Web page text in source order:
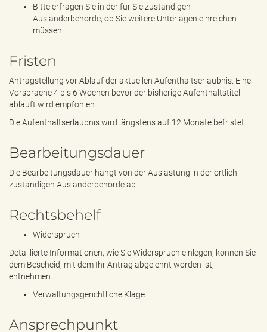
Bitte erfragen Sie in der für Sie zuständigen
Ausländerbehörde, ob Sie weitere Unterlagen einreichen
müssen.
Fristen
Antragstellung vor Ablauf der aktuellen Aufenthaltserlaubnis. Eine
Vorsprache 4 bis 6 Wochen bevor der bisherige Aufenthaltstitel
abläuft wird empfohlen.
Die Aufenthaltserlaubnis wird längstens auf 12 Monate befristet.
Bearbeitungsdauer
Die Bearbeitungsdauer hängt von der Auslastung in der örtlich
zuständigen Ausländerbehörde ab.
Rechtsbehelf
Widerspruch
Detaillierte Informationen, wie Sie Widerspruch einlegen, können Sie
dem Bescheid, mit dem Ihr Antrag abgelehnt worden ist,
entnehmen.
Verwaltungsgerichtliche Klage.
Ansprechpunkt